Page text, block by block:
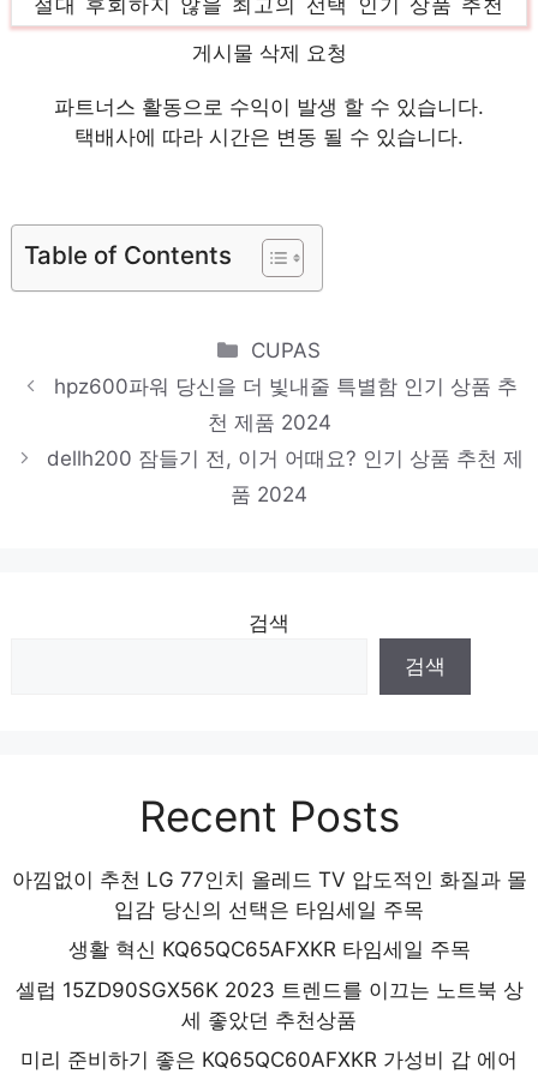
제품 2024
dell3650
절대 후회하지 않을 최고의 선택 인기 상품 추천
제품 2024
잠들기 전, 이거 어때요? 인기 상품 추천 제품
2024
오늘의 스페셜 아이템, 지금 확인! 인기 상품 추천
제품 2024
epyc서버
핫 아이템, 주목해주세요! 인기 상품 추천 제품
게시물 삭제 요청
파트너스 활동으로 수익이 발생 할 수 있습니다.
택배사에 따라 시간은 변동 될 수 있습니다.
Table of Contents
Categories
CUPAS
hpz600파워 당신을 더 빛내줄 특별함 인기 상품 추
천 제품 2024
dellh200 잠들기 전, 이거 어때요? 인기 상품 추천 제
품 2024
검색
검색
Recent Posts
아낌없이 추천 LG 77인치 올레드 TV 압도적인 화질과 몰
입감 당신의 선택은 타임세일 주목
생활 혁신 KQ65QC65AFXKR 타임세일 주목
셀럽 15ZD90SGX56K 2023 트렌드를 이끄는 노트북 상
세 좋았던 추천상품
미리 준비하기 좋은 KQ65QC60AFXKR 가성비 갑 에어